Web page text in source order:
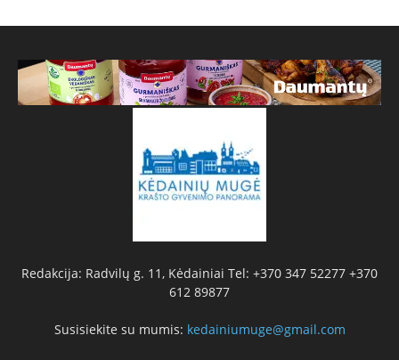
Redakcija: Radvilų g. 11, Kėdainiai Tel: +370 347 52277 +370
612 89877
Susisiekite su mumis: kedainiumuge@gmail.com